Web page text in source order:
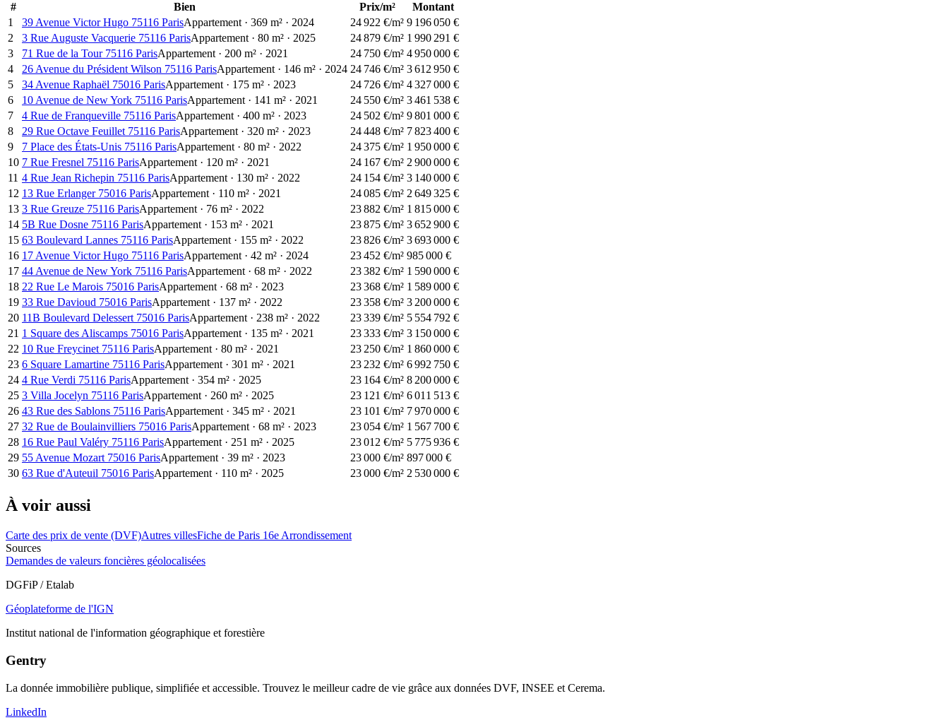
# Bien Prix/m²
Montant
1
39 Avenue Victor Hugo 75116 ParisAppartement · 369 m² · 2024 24 922 €/m² 9 196 050 €
2
3 Rue Auguste Vacquerie 75116 ParisAppartement · 80 m² · 2025 24 879 €/m² 1 990 291 €
3
71 Rue de la Tour 75116 ParisAppartement · 200 m² · 2021 24 750 €/m² 4 950 000 €
4
26 Avenue du Président Wilson 75116 ParisAppartement · 146 m² · 2024 24 746 €/m² 3 612 950 €
5
34 Avenue Raphaël 75016 ParisAppartement · 175 m² · 2023 24 726 €/m² 4 327 000 €
6
10 Avenue de New York 75116 ParisAppartement · 141 m² · 2021 24 550 €/m² 3 461 538 €
7
4 Rue de Franqueville 75116 ParisAppartement · 400 m² · 2023 24 502 €/m² 9 801 000 €
8
29 Rue Octave Feuillet 75116 ParisAppartement · 320 m² · 2023 24 448 €/m² 7 823 400 €
9
7 Place des États-Unis 75116 ParisAppartement · 80 m² · 2022 24 375 €/m² 1 950 000 €
10 7 Rue Fresnel 75116 ParisAppartement · 120 m² · 2021 24 167 €/m² 2 900 000 €
11 4 Rue Jean Richepin 75116 ParisAppartement · 130 m² · 2022 24 154 €/m² 3 140 000 €
12 13 Rue Erlanger 75016 ParisAppartement · 110 m² · 2021 24 085 €/m² 2 649 325 €
13 3 Rue Greuze 75116 ParisAppartement · 76 m² · 2022 23 882 €/m² 1 815 000 €
14 5B Rue Dosne 75116 ParisAppartement · 153 m² · 2021 23 875 €/m² 3 652 900 €
15 63 Boulevard Lannes 75116 ParisAppartement · 155 m² · 2022 23 826 €/m² 3 693 000 €
16 17 Avenue Victor Hugo 75116 ParisAppartement · 42 m² · 2024 23 452 €/m² 985 000 €
17 44 Avenue de New York 75116 ParisAppartement · 68 m² · 2022 23 382 €/m² 1 590 000 €
18 22 Rue Le Marois 75016 ParisAppartement · 68 m² · 2023 23 368 €/m² 1 589 000 €
19 33 Rue Davioud 75016 ParisAppartement · 137 m² · 2022 23 358 €/m² 3 200 000 €
20 11B Boulevard Delessert 75016 ParisAppartement · 238 m² · 2022 23 339 €/m² 5 554 792 €
21 1 Square des Aliscamps 75016 ParisAppartement · 135 m² · 2021 23 333 €/m² 3 150 000 €
22 10 Rue Freycinet 75116 ParisAppartement · 80 m² · 2021 23 250 €/m² 1 860 000 €
23 6 Square Lamartine 75116 ParisAppartement · 301 m² · 2021 23 232 €/m² 6 992 750 €
24 4 Rue Verdi 75116 ParisAppartement · 354 m² · 2025 23 164 €/m² 8 200 000 €
25 3 Villa Jocelyn 75116 ParisAppartement · 260 m² · 2025 23 121 €/m² 6 011 513 €
26 43 Rue des Sablons 75116 ParisAppartement · 345 m² · 2021 23 101 €/m² 7 970 000 €
27 32 Rue de Boulainvilliers 75016 ParisAppartement · 68 m² · 2023 23 054 €/m² 1 567 700 €
28 16 Rue Paul Valéry 75116 ParisAppartement · 251 m² · 2025 23 012 €/m² 5 775 936 €
29 55 Avenue Mozart 75016 ParisAppartement · 39 m² · 2023 23 000 €/m² 897 000 €
30 63 Rue d'Auteuil 75016 ParisAppartement · 110 m² · 2025 23 000 €/m² 2 530 000 €
À voir aussi
Carte des prix de vente (DVF)Autres villesFiche de Paris 16e Arrondissement
Sources
Demandes de valeurs foncières géolocalisées
DGFiP / Etalab
Géoplateforme de l'IGN
Institut national de l'information géographique et forestière
Gentry
La donnée immobilière publique, simplifiée et accessible. Trouvez le meilleur cadre de vie grâce aux données DVF, INSEE et Cerema.
LinkedIn